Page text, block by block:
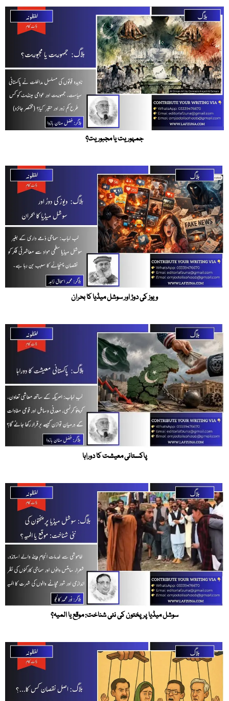
جمہوریت یا مجبوریت؟
ویوز کی دوڑ اور سوشل میڈیا کا بحران
پاکستانی معیشت کا دوراہا
سوشل میڈیا پر پختون کی نئی شناخت: موقع یا المیہ؟